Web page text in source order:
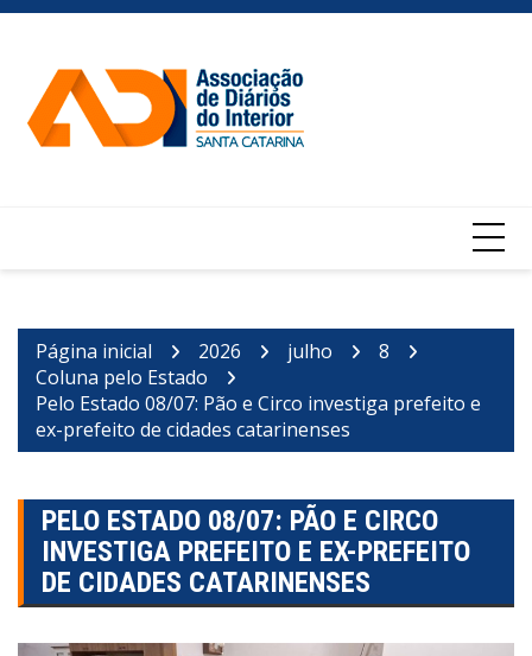
Ir
conteúdo
Página inicial 2026 julho
8
Coluna pelo Estado
Pelo Estado 08/07: Pão e Circo investiga prefeito e
ex-prefeito de cidades catarinenses
PELO ESTADO 08/07: PÃO E CIRCO
INVESTIGA PREFEITO E EX-PREFEITO
DE CIDADES CATARINENSES